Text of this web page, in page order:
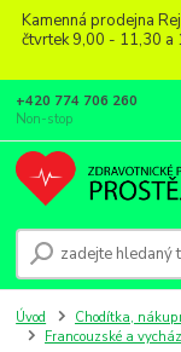
Kamenná prodejna
čtvrtek 9,00 - 11,30
+420 774 706 260
Non-stop
Úvod
Chodítka,
Francouzské a